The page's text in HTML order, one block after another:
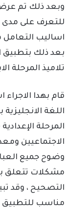
وبعد ذلك تم
للتعرف على مدى
اساليب التعامل
تلاميذ المرحلة الابتدائية
قام بهدا
اللغة
الاجتماعيين
وضوح جميع
مشكلات تتعلق
التصحيح ، وقد
مناسب للتطبيق